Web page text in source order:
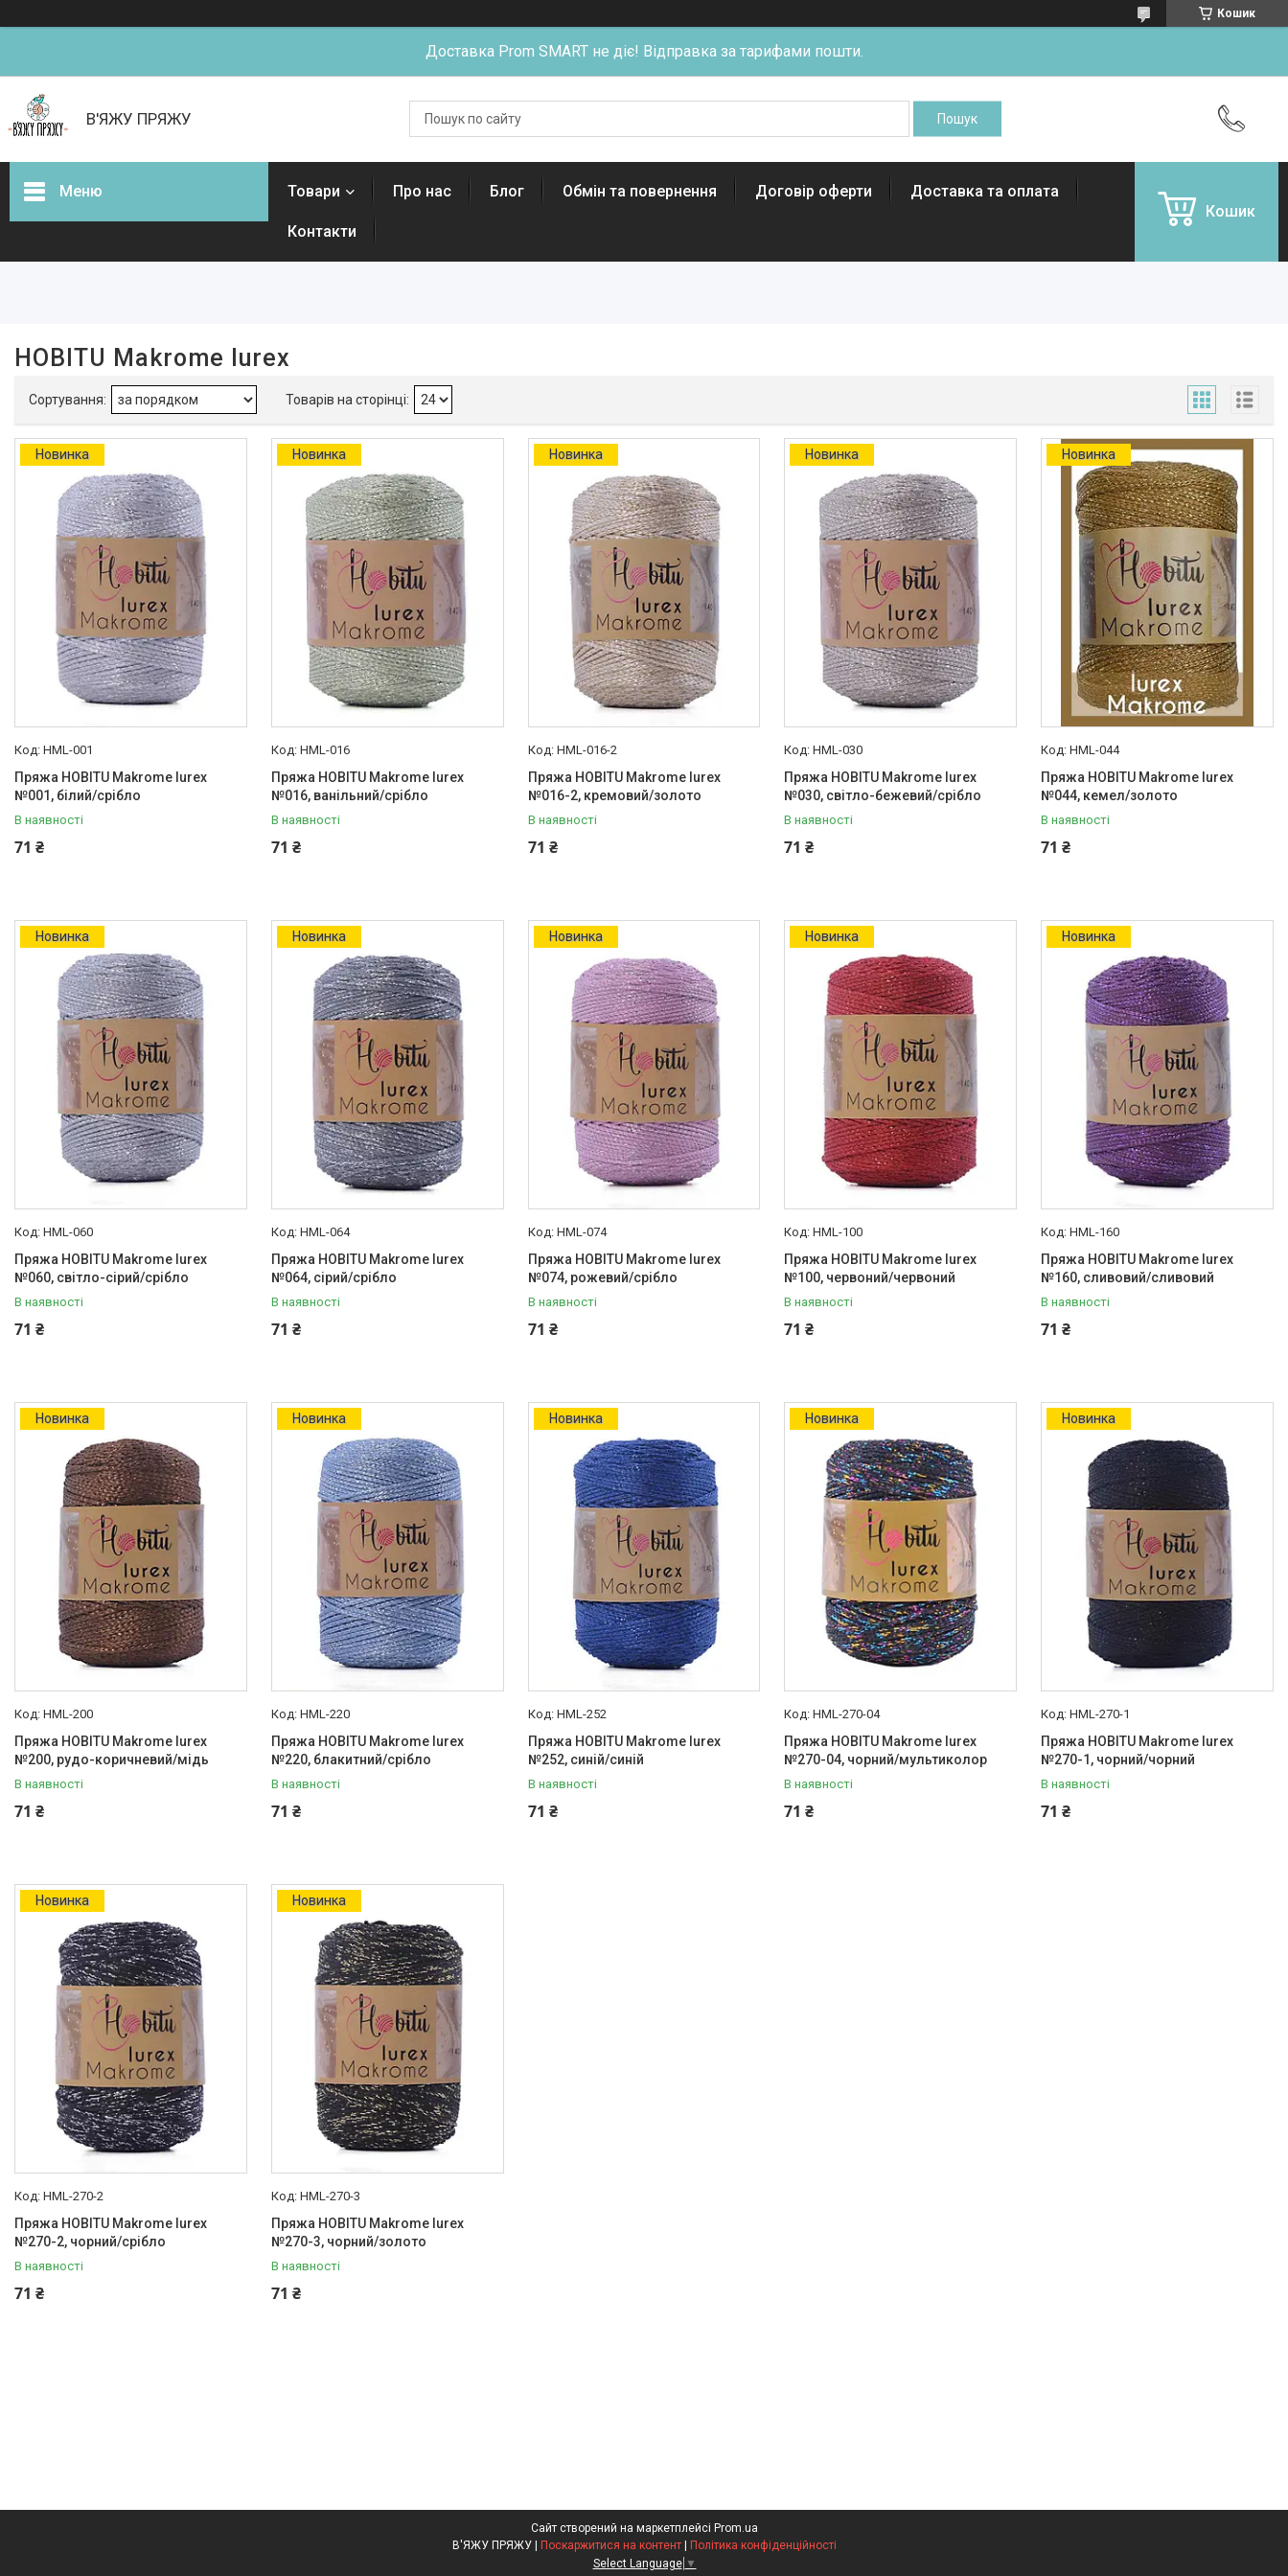
Кошик
Доставка Prom SMART не діє! Відправка за тарифами пошти.
В'ЯЖУ ПРЯЖУ
Меню
В наявності 17
Товари
Товари Про нас Блог Обмін та повернення Договір оферти Доставка та оплата
Контакти
Кошик
HOBITU Makrome lurex
Новинка
HML-001
Пряжа HOBITU Makrome lurex
№001, білий/срібло
В наявності
71 ₴
Новинка
HML-016
Пряжа HOBITU Makrome lurex
№016, ванільний/срібло
В наявності
71 ₴
Новинка
HML-016-2
Пряжа HOBITU Makrome lurex
№016-2, кремовий/золото
В наявності
71 ₴
Новинка
HML-030
Пряжа HOBITU Makrome lurex
№030, світло-бежевий/срібло
В наявності
71 ₴
Новинка
HML-044
Пряжа HOBITU Makrome lurex
№044, кемел/золото
В наявності
71 ₴
Новинка
HML-060
Пряжа HOBITU Makrome lurex
№060, світло-сірий/срібло
В наявності
71 ₴
Новинка
HML-064
Пряжа HOBITU Makrome lurex
№064, сірий/срібло
В наявності
71 ₴
Новинка
HML-074
Пряжа HOBITU Makrome lurex
№074, рожевий/срібло
В наявності
71 ₴
Новинка
HML-100
Пряжа HOBITU Makrome lurex
№100, червоний/червоний
В наявності
71 ₴
Новинка
HML-160
Пряжа HOBITU Makrome lurex
№160, сливовий/сливовий
В наявності
71 ₴
Новинка
HML-200
Пряжа HOBITU Makrome lurex
№200, рудо-коричневий/мідь
В наявності
71 ₴
Новинка
HML-220
Пряжа HOBITU Makrome lurex
№220, блакитний/срібло
В наявності
71 ₴
Новинка
HML-252
Пряжа HOBITU Makrome lurex
№252, синій/синій
В наявності
71 ₴
Новинка
HML-270-04
Пряжа HOBITU Makrome lurex
№270-04, чорний/мультиколор
В наявності
71 ₴
Новинка
HML-270-1
Пряжа HOBITU Makrome lurex
№270-1, чорний/чорний
В наявності
71 ₴
Новинка
HML-270-2
Пряжа HOBITU Makrome lurex
№270-2, чорний/срібло
В наявності
71 ₴
Новинка
HML-270-3
Пряжа HOBITU Makrome lurex
№270-3, чорний/золото
В наявності
71 ₴
Сайт створений на маркетплейсі Prom.ua
Поскаржитися на контент
Політика конфіденційності
Select Language ▼